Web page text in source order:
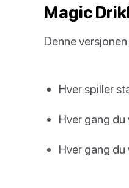
Magic
Denne
Hver spiller
Hver gang du
Hver gang